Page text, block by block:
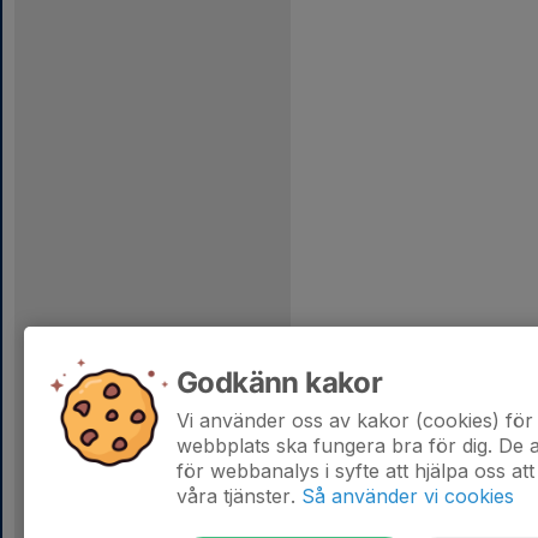
Godkänn kakor
Vi använder oss av kakor (cookies)
webbplats ska fungera bra för dig. De
för webbanalys i syfte att hjälpa oss
våra tjänster. Så använder vi cookies